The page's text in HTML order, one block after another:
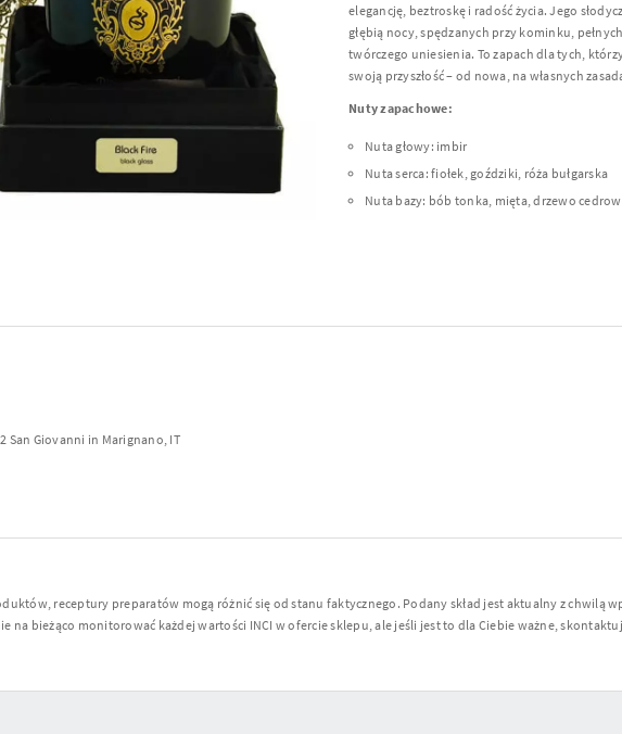
elegancję, beztroskę i radość życia. Jego
głębią nocy, spędzanych przy kominku,
twórczego uniesienia. To zapach dla tych,
swoją przyszłość – od nowa, na własnych
Nuty zapachowe:
Nuta głowy: imbir
Nuta serca: fiołek, goździki, róża bułgarska
Nuta bazy: bób tonka, mięta, drzewo
San Giovanni in Marignano, IT
receptury preparatów mogą różnić się od stanu faktycznego. Podany skład jest aktualny z
na bieżąco monitorować każdej wartości INCI w ofercie sklepu, ale jeśli jest to dla Ciebie ważne,